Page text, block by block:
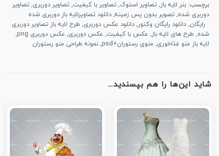
برچسب: بنر لایه باز, تصاویر استوک, تصاویر با کیفیت, تصاویر دوربری, تصاویر
دوربری شده, تصویر بدون پس زمینه, دانلود تصاویرلایه باز دوربری شده
رایگان, دانلود رایگان وکتور, دانلود عکس دوربری, طرح لایه باز تصاویر دوربری
شده, طرح های لایه باز, عکس با کیفیت, عکس دوربری, عکس دوربری png
,
لایه باز منو غذاخوری, منوی رستوران+psd , نمونه طراحی منو رستوران
شاید این‌ها را هم بپسندید…